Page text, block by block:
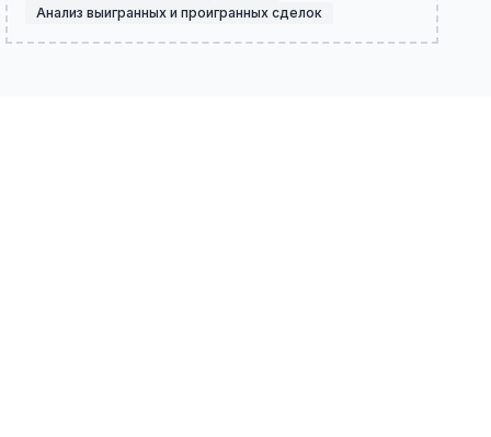
Анализ выигранных и проигранных сделок